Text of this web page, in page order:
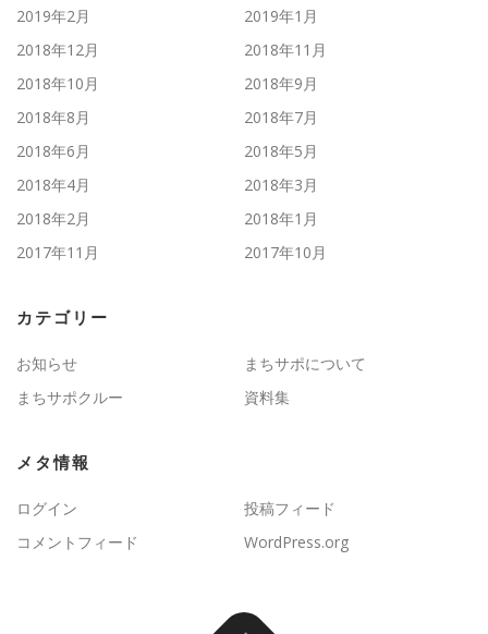
2019年2月
2019年1月
2018年12月
2018年11月
2018年10月
2018年9月
2018年8月
2018年7月
2018年6月
2018年5月
2018年4月
2018年3月
2018年2月
2018年1月
2017年11月
2017年10月
カテゴリー
お知らせ
まちサポについて
まちサポクルー
資料集
メタ情報
ログイン
投稿フィード
コメントフィード
WordPress.org